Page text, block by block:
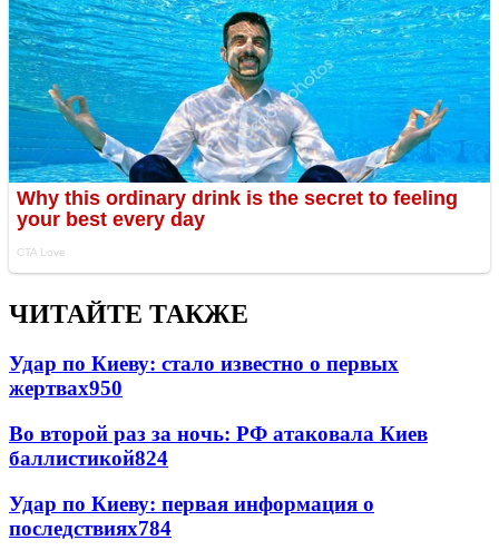
ЧИТАЙТЕ ТАКЖЕ
Удар по Киеву: стало известно о первых
жертвах950
Во второй раз за ночь: РФ атаковала Киев
баллистикой824
Удар по Киеву: первая информация о
последствиях784